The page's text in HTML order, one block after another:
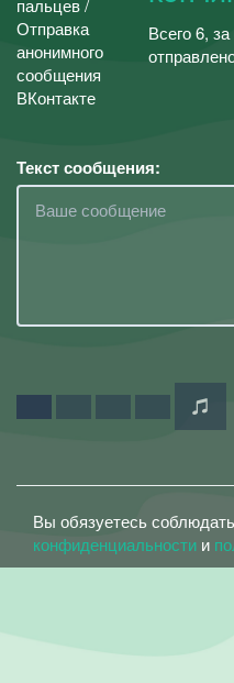
Всего 6,
Текст сообщения:
Вы обязуетесь соблюдать
конфиденциальности и